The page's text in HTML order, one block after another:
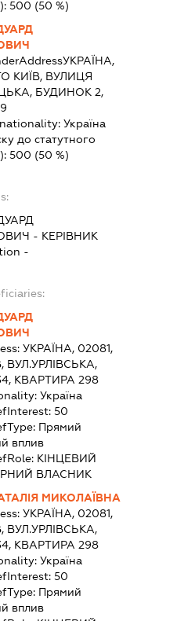
500 (50 %)
УКРАЇНА,
КИЇВ, ВУЛИЦЯ
БУДИНОК 2,
Україна
до статутного
500 (50 %)
- КЕРІВНИК
-
УКРАЇНА, 02081,
ВУЛ.УРЛІВСЬКА,
КВАРТИРА 298
Україна
50
Прямий
вплив
КІНЦЕВИЙ
ВЛАСНИК
МИКОЛАЇВНА
УКРАЇНА, 02081,
ВУЛ.УРЛІВСЬКА,
КВАРТИРА 298
Україна
50
Прямий
вплив